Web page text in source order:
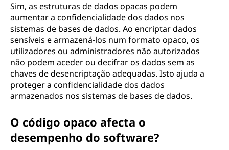
Sim, as estruturas de dados opacas podem
aumentar a confidencialidade dos dados nos
sistemas de bases de dados. Ao encriptar dados
sensíveis e armazená-los num formato opaco, os
utilizadores ou administradores não autorizados
não podem aceder ou decifrar os dados sem as
chaves de desencriptação adequadas. Isto ajuda a
proteger a confidencialidade dos dados
armazenados nos sistemas de bases de dados.
O código opaco afecta o
desempenho do software?